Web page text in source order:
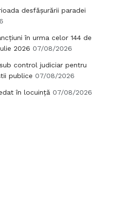
desfășurării paradei
în urma celor 144 de
2026 07/08/2026
control judiciar pentru
publice 07/08/2026
în locuință 07/08/2026